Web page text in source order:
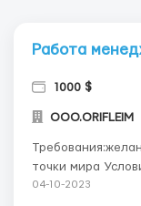
Работа
1000 $
OOO.ORIFLEIM
Требования:желания работать
точки мира Условия работы: Наша команда в поиске
людей под
04-10-2023